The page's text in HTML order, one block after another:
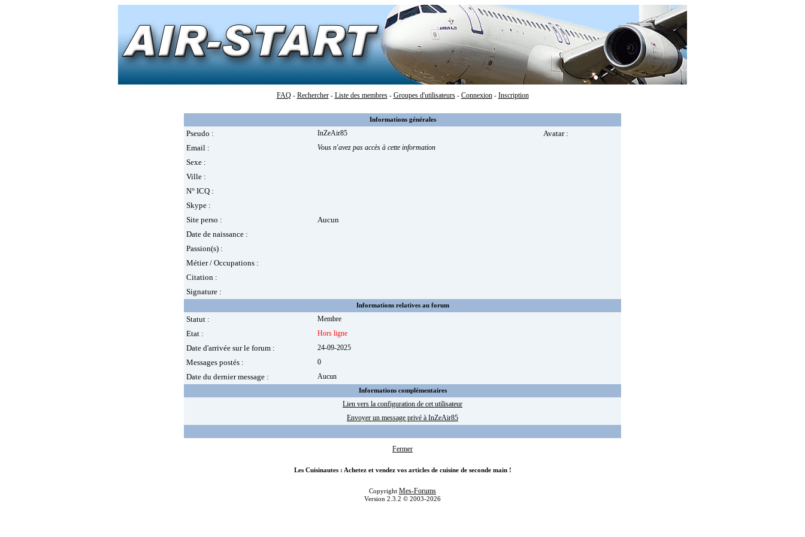
FAQ- Rechercher- Liste des membres- Groupes d'utilisateurs- Connexion- Inscription
Informations générales
Pseudo : InZeAir85
Avatar :
Email :
Vous n'avez pas accès à cette information
Sexe :
Ville :
N° ICQ :
Skype :
Site perso :
Aucun
Date de naissance :
Passion(s) :
Métier / Occupations :
Citation :
Signature :
Informations relatives au forum
Statut : Membre
Etat : Hors ligne
Date d'arrivée sur le forum : 24-09-2025
Messages postés : 0
Date du dernier message : Aucun
Informations complémentaires
Lien vers la configuration de cet utilisateur
Envoyer un message privé à InZeAir85
Fermer
Les Cuisinautes : Achetez et vendez vos articles de cuisine de seconde main !
Copyright Mes-Forums
Version 2.3.2 © 2003-2026